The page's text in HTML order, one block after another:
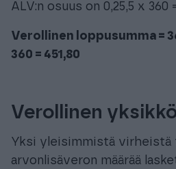
ALV:n osuus on 0,25,5 x 360
Verollinen loppusumma =
360 = 451,80
Verollinen
Yksi yleisimmistä virheistä
arvonlisäveron määrää